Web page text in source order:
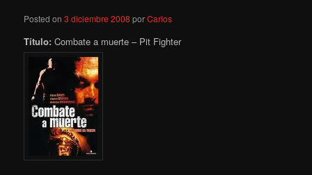
Posted on3 diciembre 2008 porCarlos
Título: Combate a muerte – Pit Fighter